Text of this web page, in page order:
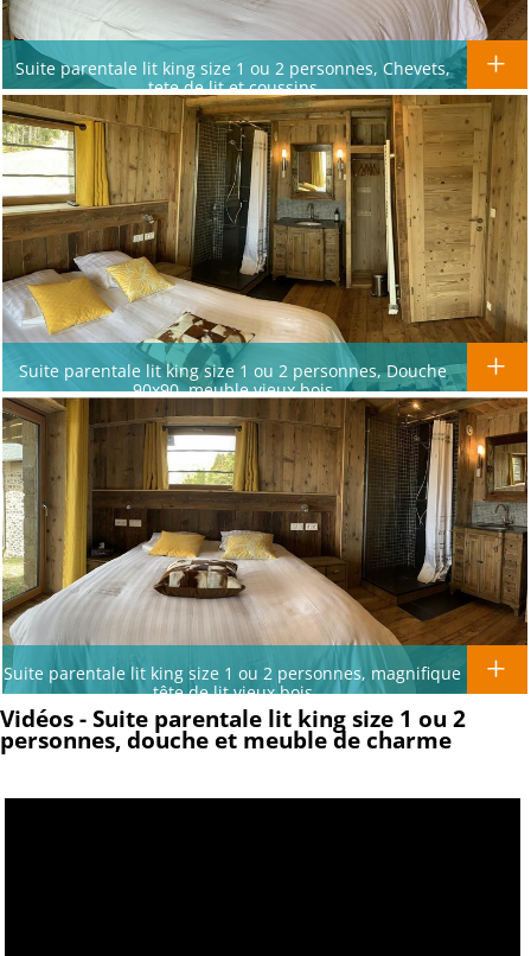
Suite parentale lit king size 1 ou 2 personnes, Chevets,
tete de lit et coussins
Suite parentale lit king size 1 ou 2 personnes, Douche
90x90, meuble vieux bois
Suite parentale lit king size 1 ou 2 personnes, magnifique
tête de lit vieux bois
Vidéos - Suite parentale lit king size 1 ou 2
personnes, douche et meuble de charme